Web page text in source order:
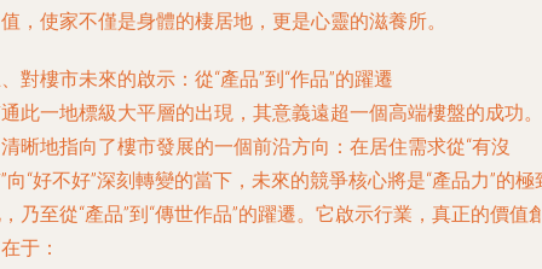
，使家不僅是身體的棲居地，更是心靈的滋養所。
對樓市未來的啟示：從“產品”到“作品”的躍遷
此一地標級大平層的出現，其意義遠超一個高端樓盤的成功。
晰地指向了樓市發展的一個前沿方向：在居住需求從“有沒
向“好不好”深刻轉變的當下，未來的競爭核心將是“產品力”的極
乃至從“產品”到“傳世作品”的躍遷。它啟示行業，真正的價值
于：